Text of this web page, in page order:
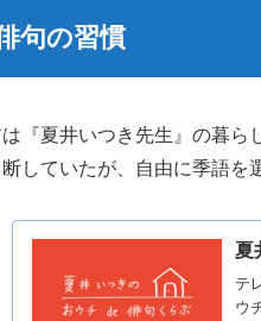
句の習慣
は『夏井いつき先生』の暮ら
断していたが、自由に季語を
夏
テ
ウ